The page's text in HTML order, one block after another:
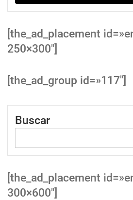
[the_ad_placement
250×300″]
[the_ad_group id=»117″]
Buscar
[the_ad_placement
300×600″]